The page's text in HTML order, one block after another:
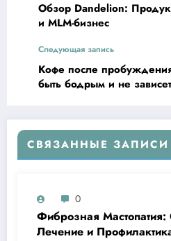
Обзор Dandelion:
и MLM-бизнес
Следующая запись
Кофе после
быть бодрым и не
СВЯЗАННЫЕ ЗАПИСИ
0
Фиброзная
Лечение и